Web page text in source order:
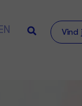
EN Vind